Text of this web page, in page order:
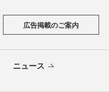
広告掲載のご案内
ニュース